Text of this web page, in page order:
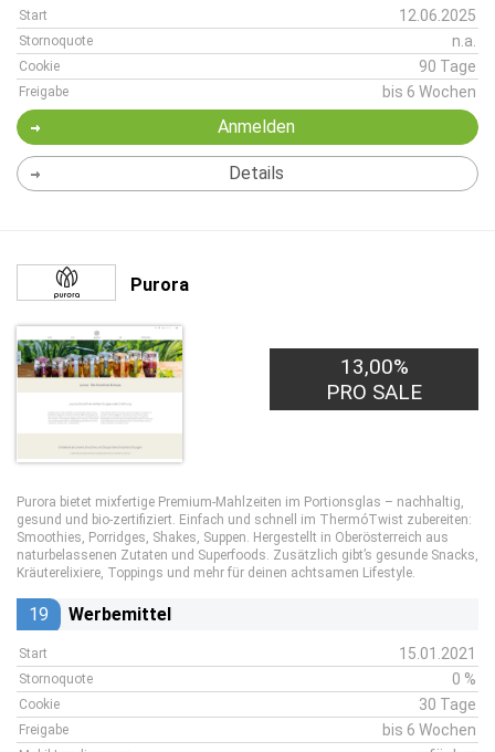
Start 12.06.2025
Stornoquote n.a.
Cookie 90 Tage
Freigabe bis 6 Wochen
Anmelden
Details
Purora
13,00%
PRO SALE
Purora bietet mixfertige Premium-Mahlzeiten im Portionsglas – nachhaltig,
gesund und bio-zertifiziert. Einfach und schnell im ThermóTwist zubereiten:
Smoothies, Porridges, Shakes, Suppen. Hergestellt in Oberösterreich aus
naturbelassenen Zutaten und Superfoods. Zusätzlich gibt’s gesunde Snacks,
Kräuterelixiere, Toppings und mehr für deinen achtsamen Lifestyle.
19 Werbemittel
Start 15.01.2021
Stornoquote 0 %
Cookie 30 Tage
Freigabe bis 6 Wochen